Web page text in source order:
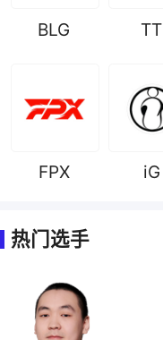
BLG TT
FPX iG
热门选手